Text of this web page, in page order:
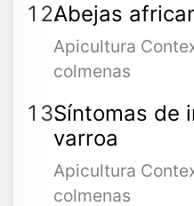
Abejas
Apicultura
colmenas
Síntomas de
varroa
Apicultura
colmenas